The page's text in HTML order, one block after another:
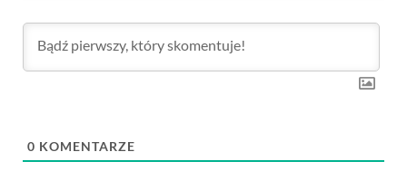
0 KOMENTARZE